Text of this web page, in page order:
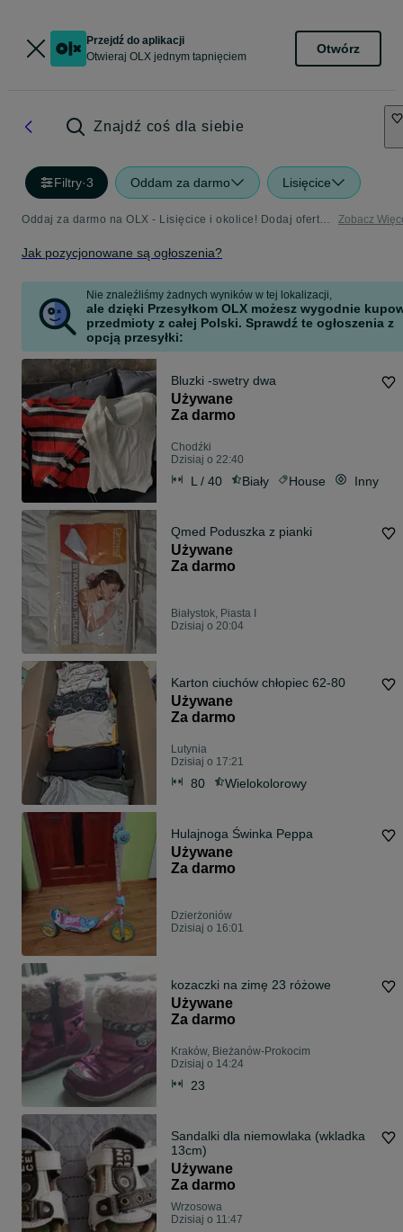
Przejdź do aplikacji
Otwieraj OLX jednym tapnięciem
Otwórz
Znajdź coś dla siebie
Filtry·3 Oddam za darmo Lisięcice
Oddaj za darmo na OLX - Lisięcice i okolice! Dodaj ofertę w kategorii Oddam za Darmo Zobacz
Jak pozycjonowane są ogłoszenia?
Nie znaleźliśmy żadnych wyników w tej lokalizacji,
ale dzięki Przesyłkom OLX możesz wygodnie
przedmioty z całej Polski. Sprawdź te ogłoszenia z
opcją przesyłki:
Bluzki -swetry dwa
Używane
Za darmo
Chodźki
Dzisiaj o 22:40
L / 40 Biały House Inny
Qmed Poduszka z pianki
Używane
Za darmo
Białystok, Piasta I
Dzisiaj o 20:04
Karton ciuchów chłopiec 62-80
Używane
Za darmo
Lutynia
Dzisiaj o 17:21
80 Wielokolorowy
Hulajnoga Świnka Peppa
Używane
Za darmo
Dzierżoniów
Dzisiaj o 16:01
kozaczki na zimę 23 różowe
Używane
Za darmo
Kraków, Bieżanów-Prokocim
Dzisiaj o 14:24
23
Sandalki dla niemowlaka (wkladka
13cm)
Używane
Za darmo
Wrzosowa
Dzisiaj o 11:47